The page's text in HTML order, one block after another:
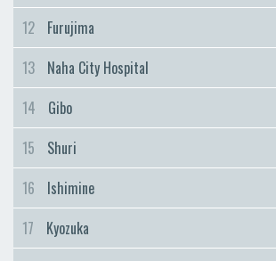
Ishimine
Tedako-Uranishi
Kyozuka
12
Furujima
13
Naha City Hospital
14
Gibo
15
Shuri
16
Ishimine
17
Kyozuka